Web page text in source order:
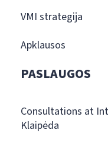
VMI strategija
Apklausos
PASLAUGOS
Consultations at
Klaipėda